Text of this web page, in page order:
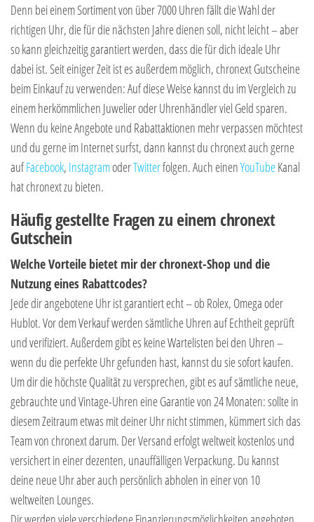
Denn bei einem Sortiment von über 7000 Uhren fällt die Wahl der
richtigen Uhr, die für die nächsten Jahre dienen soll, nicht leicht – aber
so kann gleichzeitig garantiert werden, dass die für dich ideale Uhr
dabei ist. Seit einiger Zeit ist es außerdem möglich, chronext Gutscheine
beim Einkauf zu verwenden: Auf diese Weise kannst du im Vergleich zu
einem herkömmlichen Juwelier oder Uhrenhändler viel Geld sparen.
Wenn du keine Angebote und Rabattaktionen mehr verpassen möchtest
und du gerne im Internet surfst, dann kannst du chronext auch gerne
aufFacebook, InstagramoderTwitterfolgen. Auch einenYouTubeKanal
hat chronext zu bieten.
Häufig gestellte Fragen zu einem chronext
Gutschein
Welche Vorteile bietet mir der chronext-Shop und die
Nutzung eines Rabattcodes?
Jede dir angebotene Uhr ist garantiert echt – ob Rolex, Omega oder
Hublot. Vor dem Verkauf werden sämtliche Uhren auf Echtheit geprüft
und verifiziert. Außerdem gibt es keine Wartelisten bei den Uhren –
wenn du die perfekte Uhr gefunden hast, kannst du sie sofort kaufen.
Um dir die höchste Qualität zu versprechen, gibt es auf sämtliche neue,
gebrauchte und Vintage-Uhren eine Garantie von 24 Monaten: sollte in
diesem Zeitraum etwas mit deiner Uhr nicht stimmen, kümmert sich das
Team von chronext darum. Der Versand erfolgt weltweit kostenlos und
versichert in einer dezenten, unauffälligen Verpackung. Du kannst
deine neue Uhr aber auch persönlich abholen in einer von 10
weltweiten Lounges.